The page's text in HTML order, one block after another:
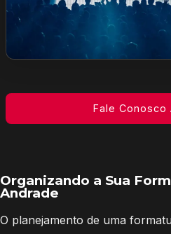
Fale Conosco
Organizando a Sua
Andrade
O planejamento de uma